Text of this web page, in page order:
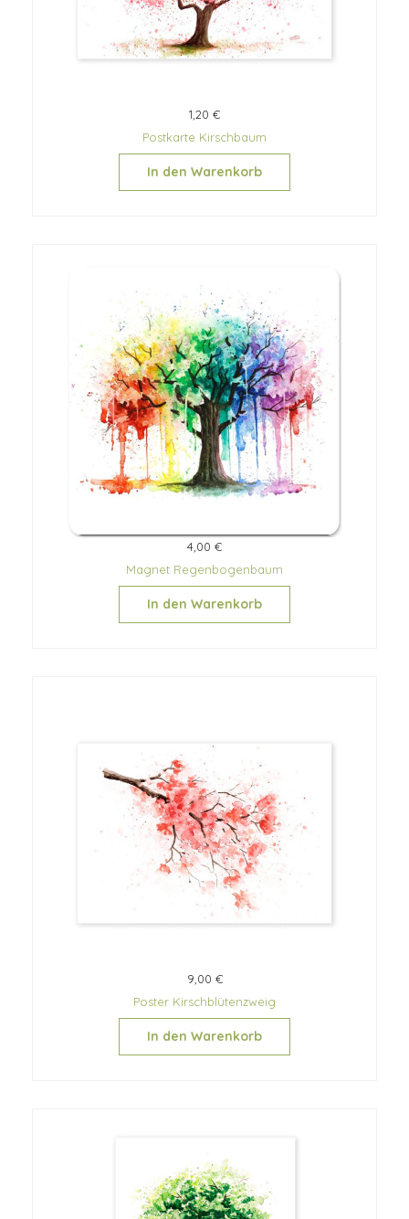
1,20 €
Postkarte Kirschbaum
In den Warenkorb
4,00 €
Magnet Regenbogenbaum
In den Warenkorb
9,00 €
Poster Kirschblütenzweig
In den Warenkorb